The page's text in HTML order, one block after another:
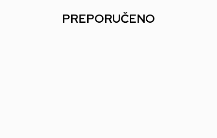
PREPORUČENO